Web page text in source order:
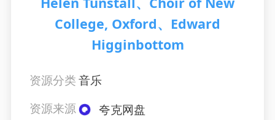
College, Oxford、Edward
Higginbottom
资源分类音乐
资源来源
夸克网盘